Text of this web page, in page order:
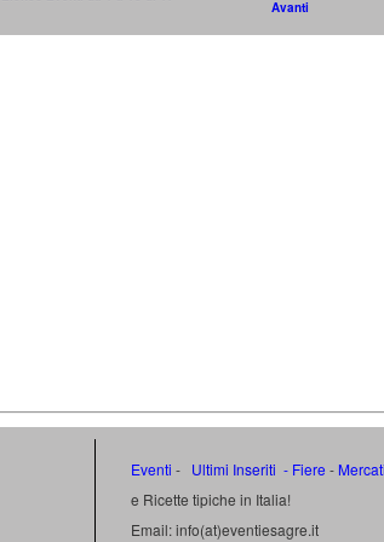
Avanti
Eventi - Ultimi Inseriti - Fiere -
e Ricette tipiche in Italia!
Email: info(at)eventiesagre.it